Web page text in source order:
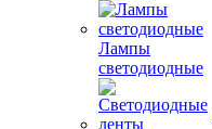
Лампы
светодиодные